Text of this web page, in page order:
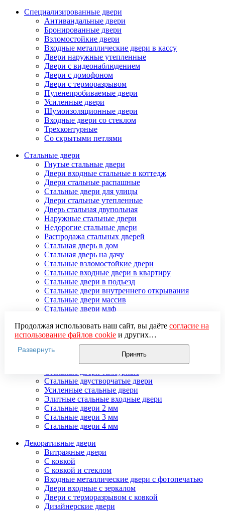
Специализированные двери
Антивандальные двери
Бронированные двери
Взломостойкие двери
Входные металлические двери в кассу
Двери наружные утепленные
Двери с видеонаблюдением
Двери с домофоном
Двери с терморазрывом
Пуленепробиваемые двери
Усиленные двери
Шумоизоляционные двери
Входные двери со стеклом
Трехконтурные
Со скрытыми петлями
Стальные двери
Гнутые стальные двери
Двери входные стальные в коттедж
Двери стальные распашные
Стальные двери для улицы
Двери стальные утепленные
Дверь стальная двупольная
Наружные стальные двери
Недорогие стальные двери
Распродажа стальных дверей
Стальная дверь в дом
Стальная дверь на дачу
Стальные взломостойкие двери
Стальные входные двери в квартиру
Стальные двери в подъезд
Стальные двери внутреннего открывания
Стальные двери массив
Стальные двери мдф
Стальные двери с ковкой
Стальные двери с порошковым напылением
Стальные двери с терморазрывом
Стальные двери с шумоизоляцией
Стальные двери со стеклом
Стальные двустворчатые двери
Усиленные стальные двери
Элитные стальные входные двери
Стальные двери 2 мм
Стальные двери 3 мм
Стальные двери 4 мм
Декоративные двери
Витражные двери
С ковкой
С ковкой и стеклом
Входные металлические двери с фотопечатью
Двери входные с зеркалом
Двери с терморазрывом с ковкой
Дизайнерские двери
Продолжая использовать наш сайт, вы даёте согласие на
использование файлов cookieи других
пользовательских данных (включая IP-адрес, сведения о
местоположении, устройстве, действиях на сайте и т. п.)
для функционирования сайта, проведения
использования систем аналитики (например,
Яндекс.Метрика), в соответствии с нашей
обработки персональных данных.
Если вы не хотите, чтобы ваши данные обрабатывались,
настройте ограничения в браузере или покиньте сайт.
Развернуть
Принять